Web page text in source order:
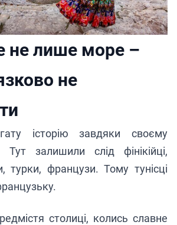
не лише море –
не
історію завдяки своєму
Тут залишили слід фінікійці,
турки, французи. Тому тунісці
столиці, колись славне